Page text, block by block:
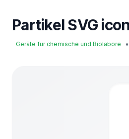
Partikel SVG
Geräte für chemische und Biolabore •